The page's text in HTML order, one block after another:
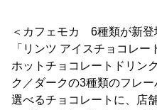
＜カフェモカ 6種類が新登
「リンツ アイスチョコレ
ホットチョコレートドリン
ク／ダークの3種類のフレ
選べるチョコレートに、店